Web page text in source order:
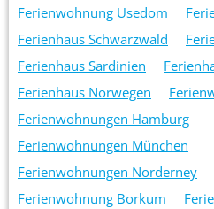
Ferienwohnung Usedom
Ferienhaus Schwarzwald
Ferienhaus Sardinien
Ferienhaus Norwegen
Ferienwohnungen Hamburg
Ferienwohnungen München
Ferienwohnungen Norderney
Ferienwohnung Borkum